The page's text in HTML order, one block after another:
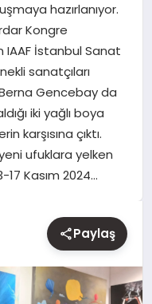
hazırlanıyor.
Kongre
IAAF İstanbul Sanat
sanatçıları
Gencebay da
iki yağlı boya
karşısına çıktı.
ufuklara yelken
Kasım 2024…
Paylaş